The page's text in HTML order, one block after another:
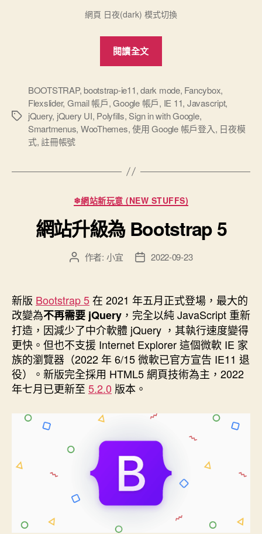
網頁 日夜(dark) 模式切換
閱讀全文
新
增
Google
註
帳
驗
通
及
5.3
升
級
筆
記”
標
BOOTSTRAP,bootstrap-ie11,dark mode, Fancybox,
Flexslider, Gmail 帳戶,Google 帳戶, IE 11, Javascript,
jQuery, jQuery UI, Polyfills,Sign in with Google,
Smartmenus, WooThemes,使用​ Google ​帳戶​登入, 日夜模
式, 註冊帳號
分
類
❄網站新玩意 (NEW STUFFS)
網站升級為 Bootstrap 5
文
者
作者: 小宜
文
佈
日
期
2022-09-23
新版 Bootstrap 5在 2021 年五月正式登場，最大的
改變為不再需要 jQuery ，完全以純 JavaScript 重新
打造，因減少了中介軟體 jQuery ，其執行速度變得
更快。但也不支援 Internet Explorer 這個微軟 IE 家
族的瀏覽器（2022 年 6/15 微軟已官方宣告 IE11 退
役）。新版完全採用 HTML5 網頁技術為主，2022
年七月已更新至 5.2.0 版本。